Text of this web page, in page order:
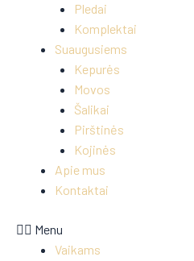
Pledai
Komplektai
Suaugusiems
Kepurės
Movos
Šalikai
Pirštinės
Kojinės
Apie mus
Kontaktai
Menu
Vaikams